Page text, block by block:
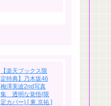
【楽天ブックス限
定特典】乃木坂46
梅澤美波2nd写真
集 透明な覚悟(限
定カバー) [ 東 京祐 ]